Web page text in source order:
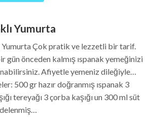
Yumurta
Yumurta Çok pratik ve lezzetli bir tarif.
gün önceden kalmış ıspanak yemeğinizi
Afiyetle yemeniz dileğiyle…
500 gr hazır doğranmış ıspanak 3
tereyağı 3 çorba kaşığı un 300 ml süt